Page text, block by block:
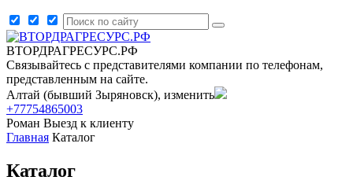
ВТОРДРАГРЕСУРС.РФ
Связывайтесь с представителями компании по телефонам,
представленным на сайте.
Алтай (бывший Зыряновск), изменить
+77754865003
Роман Выезд к клиенту
Главная Каталог
Каталог